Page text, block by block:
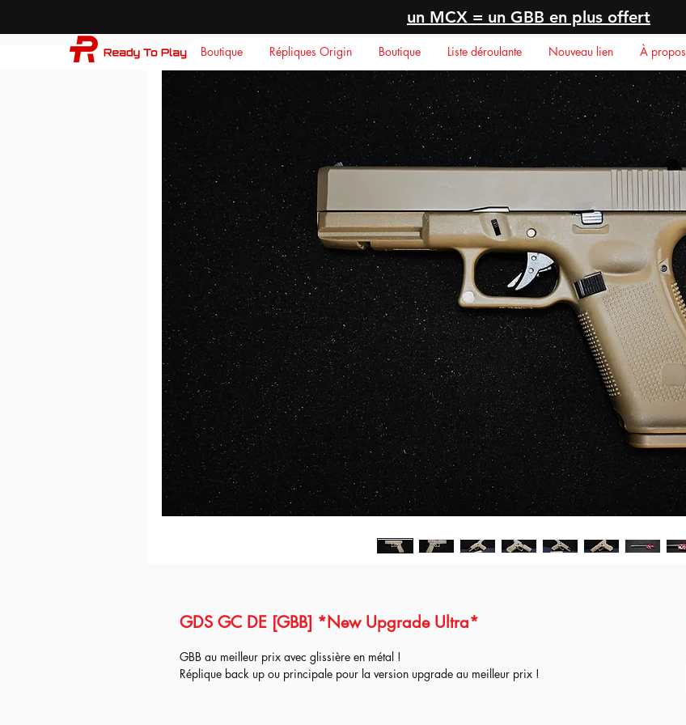
un MCX = un GBB en plus offert
Boutique Répliques Origin Boutique Liste déroulante Nouveau lien À propos
GDS GC DE [GBB] *New Upgrade Ultra*
GBB au meilleur prix avec glissière en métal !
Réplique back up ou principale pour la version upgrade au meilleur prix !